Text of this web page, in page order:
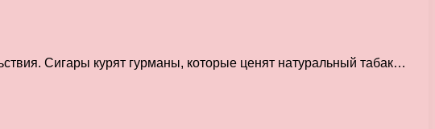
Сигары курят гурманы, которые ценят натуральный табак…